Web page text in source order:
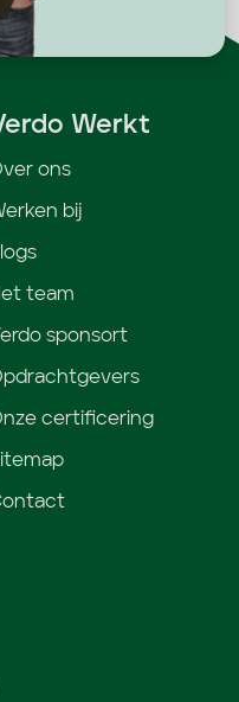
Werkt
ons
bij
team
sponsort
certificering